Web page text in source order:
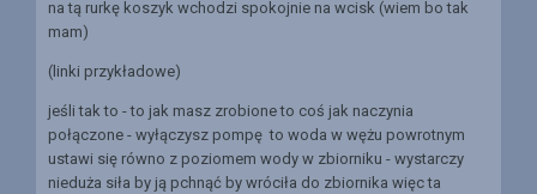
na tą rurkę koszyk wchodzi spokojnie na wcisk (wiem bo tak
mam)
(linki przykładowe)
jeśli tak to - to jak masz zrobione to coś jak naczynia
połączone - wyłączysz pompę to woda w wężu powrotnym
ustawi się równo z poziomem wody w zbiorniku - wystarczy
nieduża siła by ją pchnąć by wróciła do zbiornika więc ta